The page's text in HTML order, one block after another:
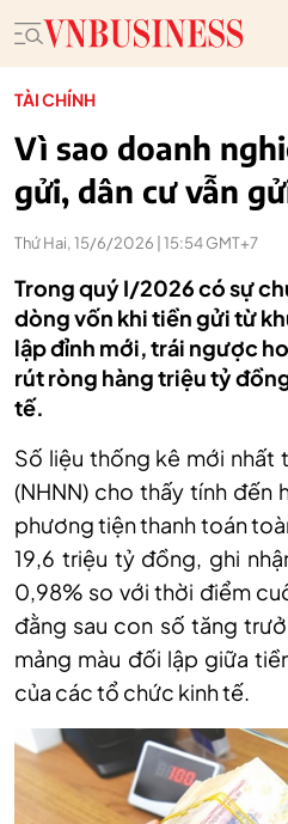
TÀI CHÍNH
Vì sao doanh
gửi, dân cư vẫn
Thứ Hai, 15/6/2026 | 15:54 GMT+7
Trong quý I/2026 có sự
dòng vốn khi tiền gửi từ
lập đỉnh mới, trái ngược
rút ròng hàng triệu tỷ
tế.
Số liệu thống kê mới nhất
(NHNN) cho thấy tính
phương tiện thanh toán
19,6 triệu tỷ đồng, ghi
0,98% so với thời điểm
đằng sau con số tăng
mảng màu đối lập giữa
của các tổ chức kinh tế.